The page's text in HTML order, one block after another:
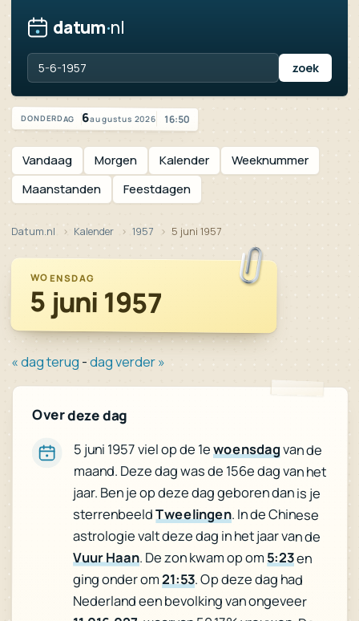
datum·nl
Vandaag is het donderdag 6 augustus 2026
DONDERDAG 6augustus 2026 16:50
Vandaag Morgen Kalender
Weeknummer
Maanstanden
Feestdagen
Datum.nl Kalender 1957 5 juni 1957
WOENSDAG
5 juni 1957
« dag terug -dag verder »
Over deze dag
5 juni 1957 viel op de 1ewoensdagvan de
maand. Deze dag was de 156e dag van het
jaar. Ben je op deze dag geboren dan is je
sterrenbeeldTweelingen. In de Chinese
astrologie valt deze dag in het jaar van de
Vuur Haan. De zon kwam op om5:23en
ging onder om21:53. Op deze dag had
Nederland een bevolking van ongeveer